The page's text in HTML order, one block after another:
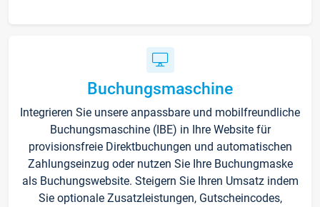
Buchungsmaschine
Integrieren Sie unsere anpassbare und mobilfreundliche
Buchungsmaschine (IBE) in Ihre Website für
provisionsfreie Direktbuchungen und automatischen
Zahlungseinzug oder nutzen Sie Ihre Buchungmaske
als Buchungswebsite. Steigern Sie Ihren Umsatz indem
Sie optionale Zusatzleistungen, Gutscheincodes,